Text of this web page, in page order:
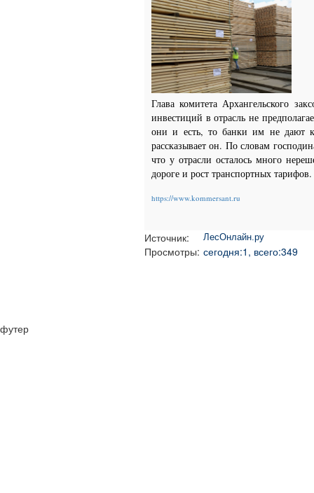
Глава комитета Архангельского
инвестиций в отрасль не
они и есть, то банки им не дают
рассказывает он. По словам
что у отрасли осталось много
дороге и рост транспортных тарифов.
https://www.kommersant.ru
Источник: ЛесОнлайн.ру
Просмотры: сегодня:1, всего:349
футер